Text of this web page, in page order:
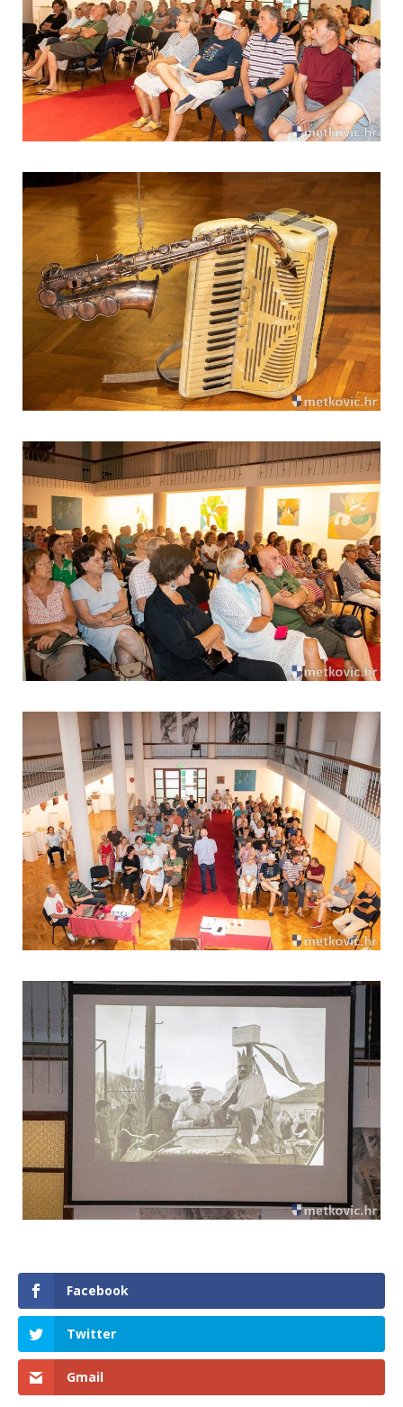
Facebook
Twitter
Gmail